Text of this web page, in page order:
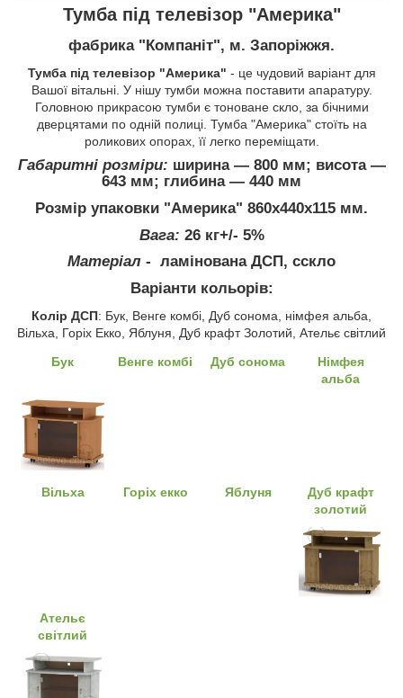
Тумба під телевізор "Америка"
фабрика "Компаніт", м. Запоріжжя.
Тумба під телевізор "Америка" - це чудовий варіант для
Вашої вітальні. У нішу тумби можна поставити апаратуру.
Головною прикрасою тумби є тоноване скло, за бічними
дверцятами по одній полиці. Тумба "Америка" стоїть на
роликових опорах, її легко переміщати.
Габаритні розміри: ширина ― 800 мм; висота ―
643 мм; глибина ― 440 мм
Розмір упаковки "Америка" 860х440х115 мм.
Вага: 26 кг+/- 5%
Матеріал - ламінована ДСП, сскло
Варіанти кольорів:
Колір ДСП: Бук, Венге комбі, Дуб сонома, німфея альба,
Вільха, Горіх Екко, Яблуня, Дуб крафт Золотий, Ательє світлий
Бук
Венге комбі Дуб сонома
Німфея
альба
Вільха Горіх екко Яблуня
Дуб крафт
золотий
Ательє
світлий